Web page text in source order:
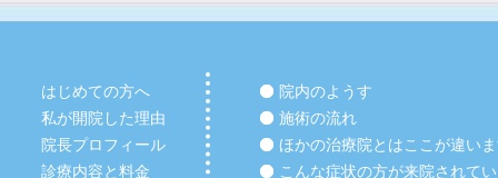
はじめての方へ
私が開院した理由
院長プロフィール
診療内容と料金
院内のようす
施術の流れ
ほかの治療院とはここが違い
こんな症状の方が来院されて